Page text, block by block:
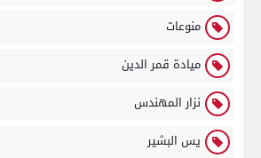
منوعات
ميادة قمر الدين
نزار المهندس
يس البشير